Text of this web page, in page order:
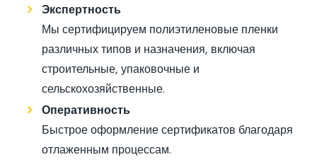
Экспертность
Мы сертифицируем полиэтиленовые пленки
различных типов и назначения, включая
строительные, упаковочные и
сельскохозяйственные.
Оперативность
Быстрое оформление сертификатов благодаря
отлаженным процессам.